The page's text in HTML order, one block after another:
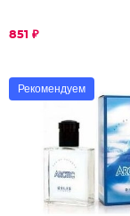
851 ₽
Рекомендуем